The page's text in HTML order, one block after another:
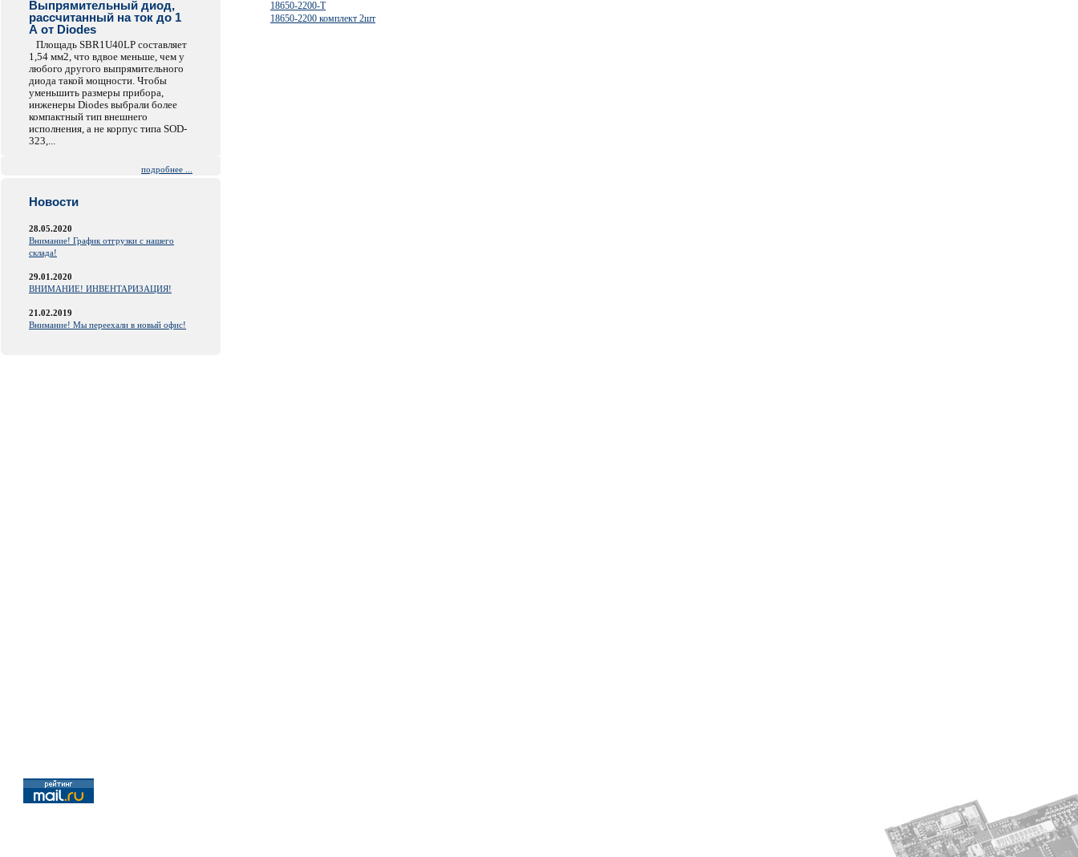
Выпрямительный диод,
рассчитанный на ток до 1
А от Diodes
Площадь SBR1U40LP составляет
1,54 мм2, что вдвое меньше, чем у
любого другого выпрямительного
диода такой мощности. Чтобы
уменьшить размеры прибора,
инженеры Diodes выбрали более
компактный тип внешнего
исполнения, а не корпус типа SOD-
323,...
подробнее ...
Новости
28.05.2020
Внимание! График отгрузки с нашего
склада!
29.01.2020
ВНИМАНИЕ! ИНВЕНТАРИЗАЦИЯ!
21.02.2019
Внимание! Мы переехали в новый офис!
18650-2200-T
18650-2200 комплект 2шт